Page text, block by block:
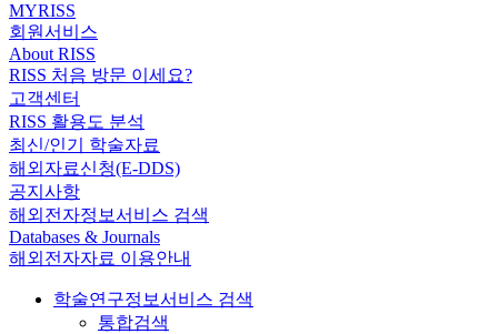
MYRISS
회원서비스
About RISS
RISS 처음 방문 이세요?
고객센터
RISS 활용도 분석
최신/인기 학술자료
해외자료신청(E-DDS)
공지사항
해외전자정보서비스 검색
Databases & Journals
해외전자자료 이용안내
학술연구정보서비스 검색
통합검색